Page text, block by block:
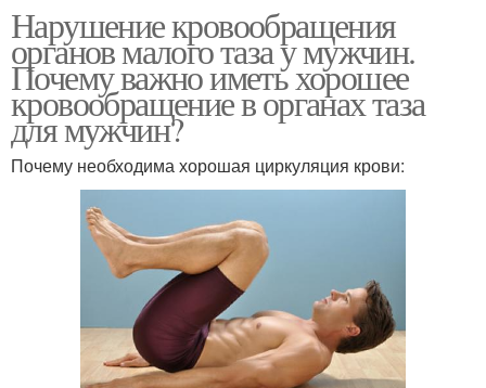
Нарушение кровообращения
органов малого таза у мужчин.
Почему важно иметь хорошее
кровообращение в органах таза
для мужчин?
Почему необходима хорошая циркуляция крови: